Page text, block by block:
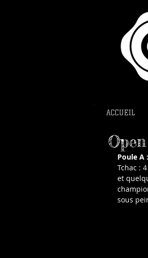
ACCUEIL
Poule A :
Tchac :
et
sous